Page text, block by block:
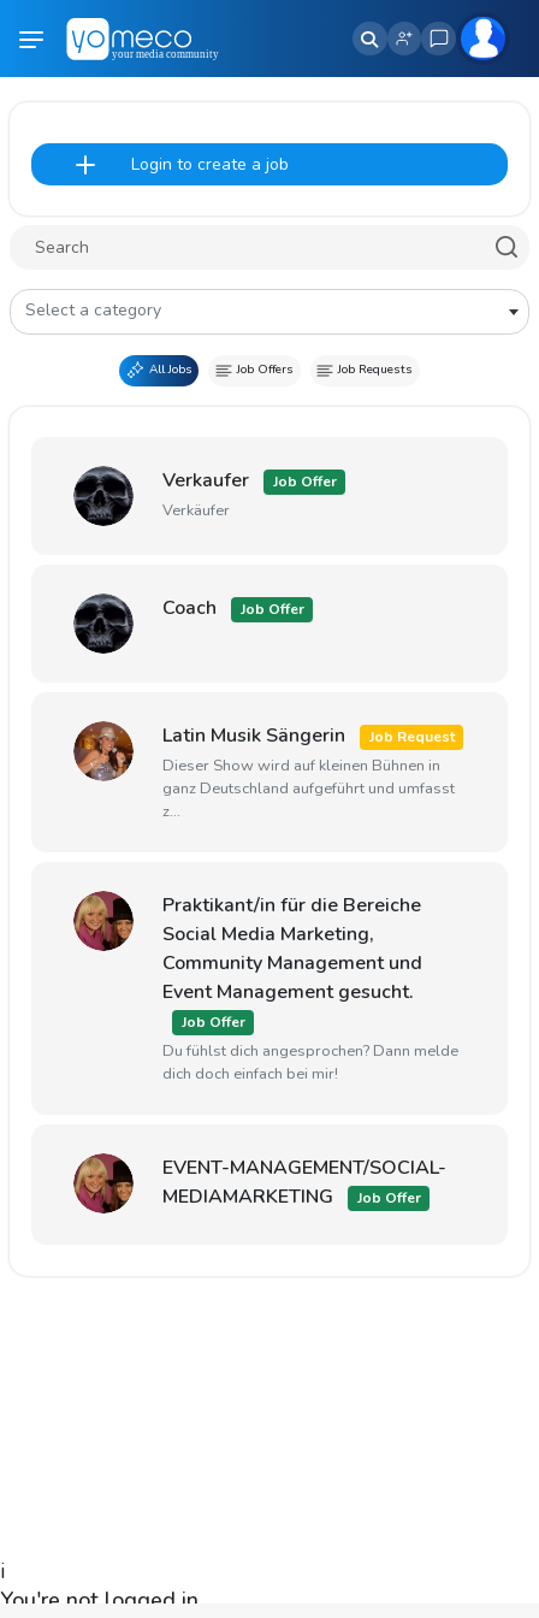
Select a category
All Jobs Job Offers Job Requests
Verkaufer Job Offer
Verkäufer
Coach Job Offer
Latin Musik Sängerin Job Request
Dieser Show wird auf kleinen Bühnen in
ganz Deutschland aufgeführt und umfasst
z...
Praktikant/in für die Bereiche
Social Media Marketing,
Community Management und
Event Management gesucht.
Job Offer
Du fühlst dich angesprochen? Dann melde
dich doch einfach bei mir!
EVENT-MANAGEMENT/SOCIAL-
MEDIAMARKETING
Job Offer
Login to create a job
i
You're not logged in